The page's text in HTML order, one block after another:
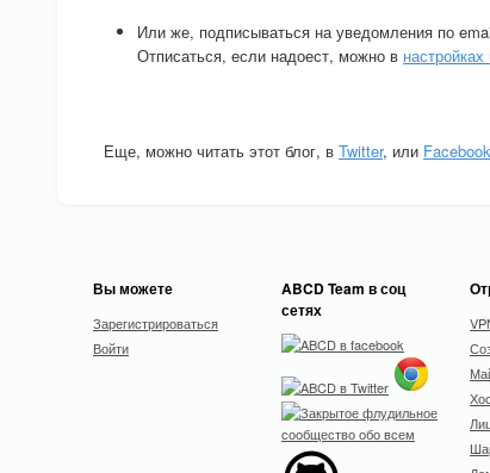
Или же, подписываться на уведомления по
Отписаться, если надоест, можно в
Еще, можно читать этот блог, в Twitter, или Facebook
Вы можете
Зарегистрироваться
Войти
ABCD Team в соц
сетях